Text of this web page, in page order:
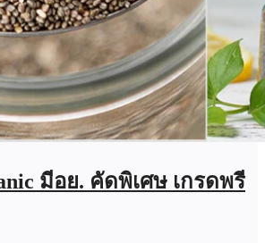
มีอย. คัดพิเศษ เกรดพรี